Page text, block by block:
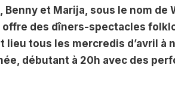
Benny et Marija, sous le nom de
offre des dîners-spectacles
lieu tous les mercredis d’avril à
débutant à 20h avec des